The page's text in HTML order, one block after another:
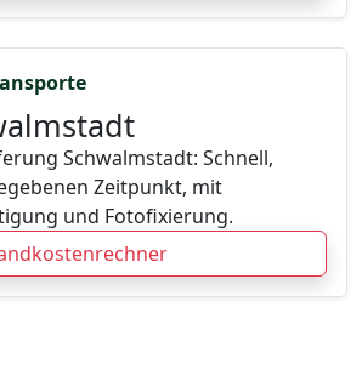
Schwalmstadt: Schnell,
Zeitpunkt, mit
und Fotofixierung.